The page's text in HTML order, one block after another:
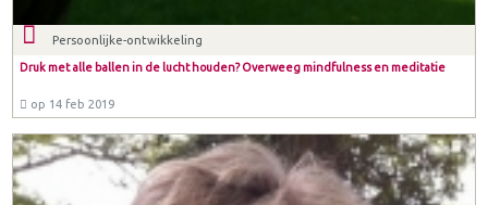
Persoonlijke-ontwikkeling
Druk met alle ballen in de lucht houden? Overweeg mindfulness en meditatie
op 14 feb 2019